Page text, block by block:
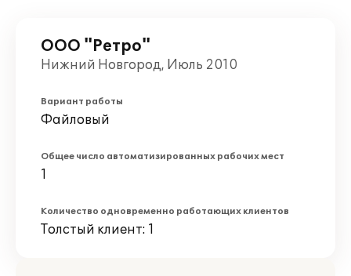
ООО "Ретро"
Нижний Новгород, Июль 2010
Вариант работы
Файловый
Общее число автоматизированных рабочих мест
1
Количество одновременно работающих клиентов
Толстый клиент: 1